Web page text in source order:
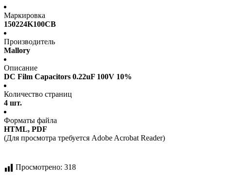
Маркировка
150224K100CB
Производитель
Mallory
Описание
DC Film Capacitors 0.22uF 100V 10%
Количество страниц
4 шт.
Форматы файла
HTML, PDF
(Для просмотра требуется Adobe Acrobat Reader)
Просмотрено: 318